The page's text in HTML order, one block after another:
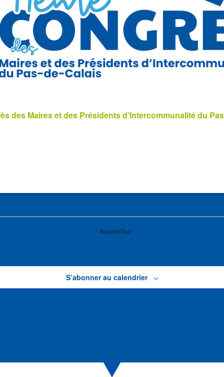
des Maires et des Présidents d’Intercommunalité du
Aujourd’hui
S’abonner au calendrier